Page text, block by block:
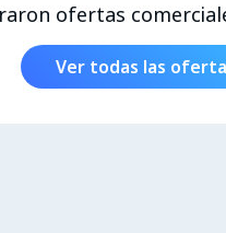
ofertas
Ver todas las